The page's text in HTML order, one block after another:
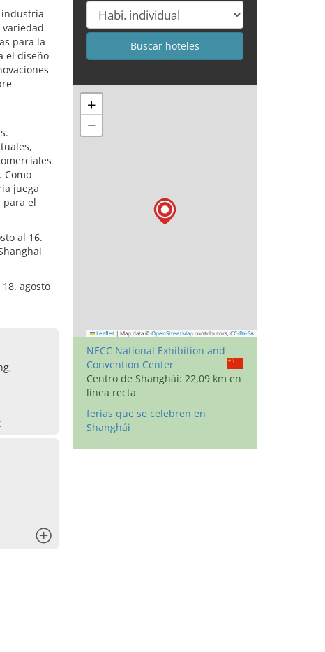
industria
para la
el diseño
Como
juega
el
al 16.
agosto
+
−
Leaflet | Map data © OpenStreetMap contributors, CC-BY-SA
NECC National Exhibition and
Convention Center
Centro de Shanghái: 22,09 km en
línea recta
ferias que se celebren en
Shanghái